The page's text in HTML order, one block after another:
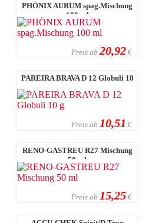
PHÖNIX AURUM spag.Mischung
100 ml
Preis ab 20,92 €
PAREIRA BRAVA D 12 Globuli 10
g
Preis ab 10,51 €
RENO-GASTREU R27 Mischung
50 ml
Preis ab 15,25 €